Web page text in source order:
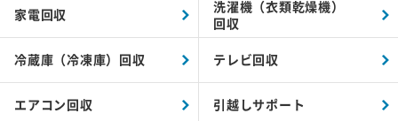
家電回収
洗濯機（衣類乾燥機）
回収
冷蔵庫（冷凍庫）回収 テレビ回収
エアコン回収 引越しサポート